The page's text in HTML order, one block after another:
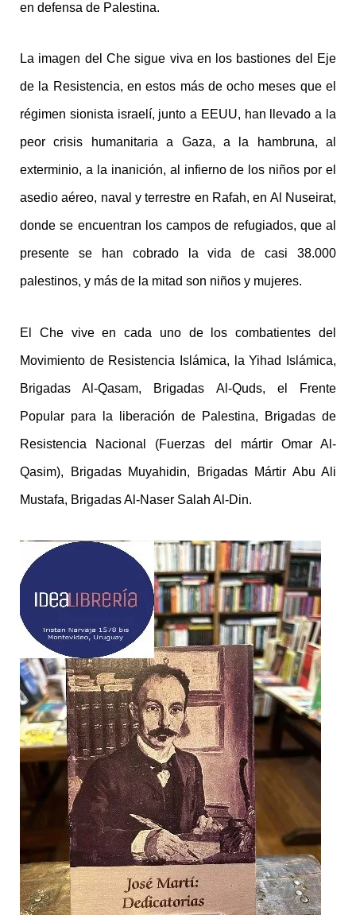
en defensa de Palestina.
La imagen del Che sigue viva en los bastiones del Eje
de la Resistencia, en estos más de ocho meses que el
régimen sionista israelí, junto a EEUU, han llevado a la
peor crisis humanitaria a Gaza, a la hambruna, al
exterminio, a la inanición, al infierno de los niños por el
asedio aéreo, naval y terrestre en Rafah, en Al Nuseirat,
donde se encuentran los campos de refugiados, que al
presente se han cobrado la vida de casi 38.000
palestinos, y más de la mitad son niños y mujeres.
El Che vive en cada uno de los combatientes del
Movimiento de Resistencia Islámica, la Yihad Islámica,
Brigadas Al-Qasam, Brigadas Al-Quds, el Frente
Popular para la liberación de Palestina, Brigadas de
Resistencia Nacional (Fuerzas del mártir Omar Al-
Qasim), Brigadas Muyahidin, Brigadas Mártir Abu Ali
Mustafa, Brigadas Al-Naser Salah Al-Din.